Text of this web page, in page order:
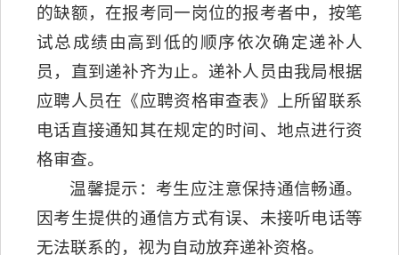
的缺额，在报考同一岗位的报考者中，按笔
试总成绩由高到低的顺序依次确定递补人
员，直到递补齐为止。递补人员由我局根据
应聘人员在《应聘资格审查表》上所留联系
电话直接通知其在规定的时间、地点进行资
格审查。
温馨提示：考生应注意保持通信畅通。
因考生提供的通信方式有误、未接听电话等
无法联系的，视为自动放弃递补资格。